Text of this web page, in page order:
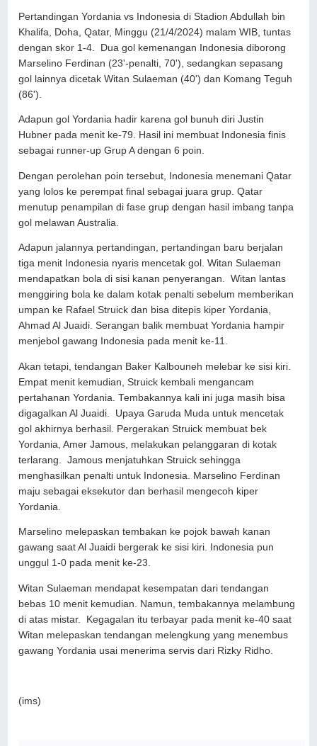
Pertandingan Yordania vs Indonesia di Stadion Abdullah bin
Khalifa, Doha, Qatar, Minggu (21/4/2024) malam WIB, tuntas
dengan skor 1-4. Dua gol kemenangan Indonesia diborong
Marselino Ferdinan (23'-penalti, 70'), sedangkan sepasang
gol lainnya dicetak Witan Sulaeman (40') dan Komang Teguh
(86').
Adapun gol Yordania hadir karena gol bunuh diri Justin
Hubner pada menit ke-79. Hasil ini membuat Indonesia finis
sebagai runner-up Grup A dengan 6 poin.
Dengan perolehan poin tersebut, Indonesia menemani Qatar
yang lolos ke perempat final sebagai juara grup. Qatar
menutup penampilan di fase grup dengan hasil imbang tanpa
gol melawan Australia.
Adapun jalannya pertandingan, pertandingan baru berjalan
tiga menit Indonesia nyaris mencetak gol. Witan Sulaeman
mendapatkan bola di sisi kanan penyerangan. Witan lantas
menggiring bola ke dalam kotak penalti sebelum memberikan
umpan ke Rafael Struick dan bisa ditepis kiper Yordania,
Ahmad Al Juaidi. Serangan balik membuat Yordania hampir
menjebol gawang Indonesia pada menit ke-11.
Akan tetapi, tendangan Baker Kalbouneh melebar ke sisi kiri.
Empat menit kemudian, Struick kembali mengancam
pertahanan Yordania. Tembakannya kali ini juga masih bisa
digagalkan Al Juaidi. Upaya Garuda Muda untuk mencetak
gol akhirnya berhasil. Pergerakan Struick membuat bek
Yordania, Amer Jamous, melakukan pelanggaran di kotak
terlarang. Jamous menjatuhkan Struick sehingga
menghasilkan penalti untuk Indonesia. Marselino Ferdinan
maju sebagai eksekutor dan berhasil mengecoh kiper
Yordania.
Marselino melepaskan tembakan ke pojok bawah kanan
gawang saat Al Juaidi bergerak ke sisi kiri. Indonesia pun
unggul 1-0 pada menit ke-23.
Witan Sulaeman mendapat kesempatan dari tendangan
bebas 10 menit kemudian. Namun, tembakannya melambung
di atas mistar. Kegagalan itu terbayar pada menit ke-40 saat
Witan melepaskan tendangan melengkung yang menembus
gawang Yordania usai menerima servis dari Rizky Ridho.
(ims)